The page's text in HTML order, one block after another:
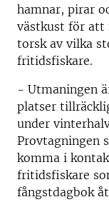
hamnar, pirar
västkust för att
torsk av vilka
fritidsfiskare.
- Utmaningen
platser
under
Provtagningen
komma i
fritidsfiskare
fångstdagbok